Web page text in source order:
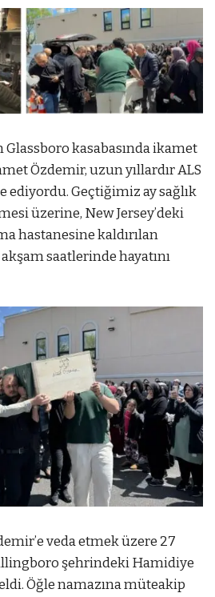
Glassboro kasabasında ikamet
Özdemir, uzun yıllardır ALS
ediyordu. Geçtiğimiz ay sağlık
üzerine, New Jersey’deki
hastanesine kaldırılan
saatlerinde hayatını
veda etmek üzere 27
şehrindeki Hamidiye
Öğle namazına müteakip